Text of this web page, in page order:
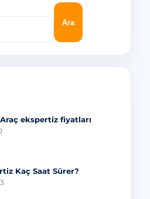
ekspertiz fiyatları
Kaç Saat Sürer?